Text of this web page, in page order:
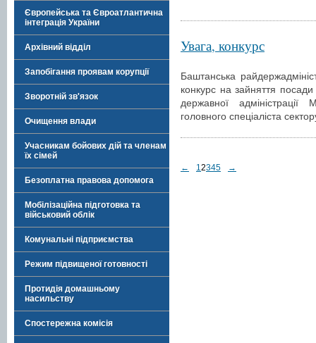
Європейська та Євроатлантична
інтеграція України
Архівний відділ
Запобігання проявам корупції
Зворотній зв'язок
Очищення влади
Учасникам бойових дій та членам
їх сімей
Безоплатна правова допомога
Мобілізаційна підготовка та
військовий облік
Комунальні підприємства
Режим підвищеної готовності
Протидія домашньому
насильству
Спостережна комісія
Увага, конкурс
Баштанська
конкурс на зайняття
державної адміністрації
головного спеціаліста
← 12345 →